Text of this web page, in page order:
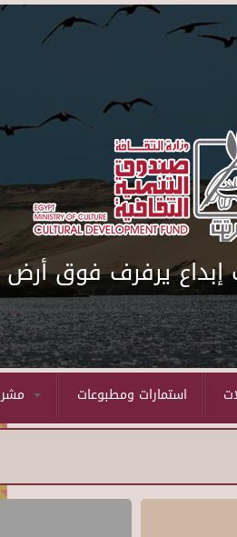
إبداع يرفرف فوق
استمارات ومطبوعات